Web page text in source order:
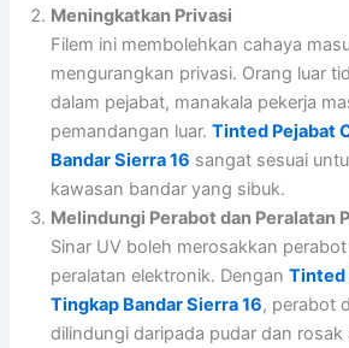
Meningkatkan Privasi
Filem ini membolehkan cahaya
mengurangkan privasi. Orang luar
dalam pejabat, manakala pekerja
pemandangan luar.Tinted Pejabat
Bandar Sierra 16 sangat sesuai
kawasan bandar yang sibuk.
Melindungi Perabot dan Peralatan
Sinar UV boleh merosakkan
peralatan elektronik. DenganTinted
Tingkap Bandar Sierra 16, perabot
dilindungi daripada pudar dan rosak